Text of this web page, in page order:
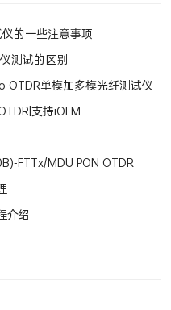
的一些注意事项
测试的区别
OTDR单模加多模光纤测试仪
支持iOLM
FTTx/MDU PON OTDR
介绍